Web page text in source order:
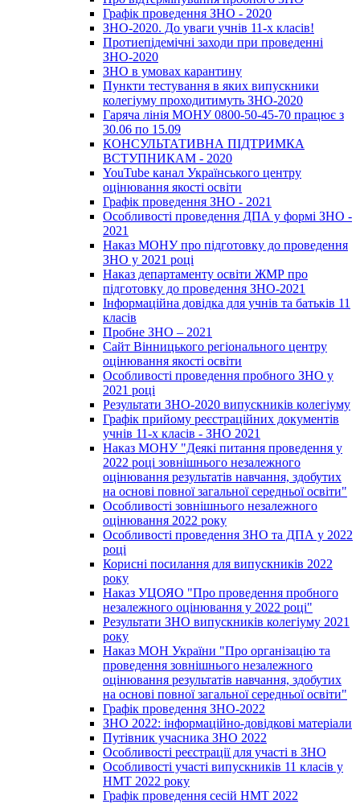
Графік проведення ЗНО - 2020
ЗНО-2020. До уваги учнів 11-х класів!
Протиепідемічні заходи при проведенні
ЗНО-2020
ЗНО в умовах карантину
Пункти тестування в яких випускники
колегіуму проходитимуть ЗНО-2020
Гаряча лінія МОНУ 0800-50-45-70 працює з
30.06 по 15.09
КОНСУЛЬТАТИВНА ПІДТРИМКА
ВСТУПНИКАМ - 2020
YouTube канал Українського центру
оцінювання якості освіти
Графік проведення ЗНО - 2021
Особливості проведення ДПА у формі ЗНО -
2021
Наказ МОНУ про підготовку до проведення
ЗНО у 2021 році
Наказ департаменту освіти ЖМР про
підготовку до проведення ЗНО-2021
Інформаційна довідка для учнів та батьків 11
класів
Пробне ЗНО – 2021
Сайт Вінницького регіонального центру
оцінювання якості освіти
Особливості проведення пробного ЗНО у
2021 році
Результати ЗНО-2020 випускників колегіуму
Графік прийому реєстраційних документів
учнів 11-х класів - ЗНО 2021
Наказ МОНУ "Деякі питання проведення у
2022 році зовнішнього незалежного
оцінювання результатів навчання, здобутих
на основі повної загальної середньої освіти"
Особливості зовнішнього незалежного
оцінювання 2022 року
Особливості проведення ЗНО та ДПА у 2022
році
Корисні посилання для випускників 2022
року
Наказ УЦОЯО "Про проведення пробного
незалежного оцінювання у 2022 році"
Результати ЗНО випускників колегіуму 2021
року
Наказ МОН України "Про організацію та
проведення зовнішнього незалежного
оцінювання результатів навчання, здобутих
на основі повної загальної середньої освіти"
Графік проведення ЗНО-2022
ЗНО 2022: інформаційно-довідкові матеріали
Путівник учасника ЗНО 2022
Особливості реєстрації для участі в ЗНО
Особливості участі випускників 11 класів у
НМТ 2022 року
Графік проведення сесій НМТ 2022